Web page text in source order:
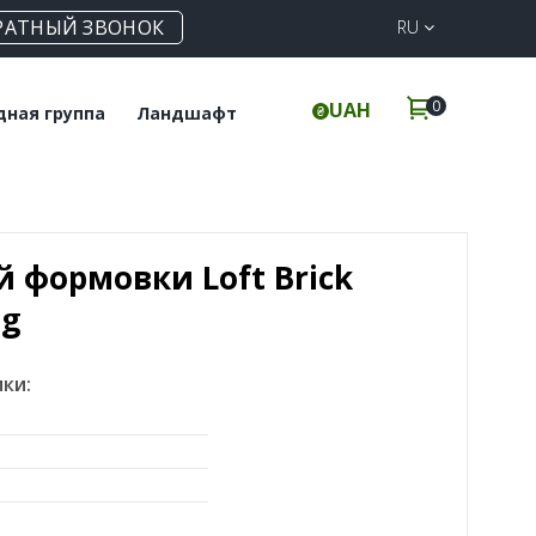
ЗВОНОК RU
группа
ступени
Ландшафт
Элементы для забора
UAH 0
формовки Loft Brick